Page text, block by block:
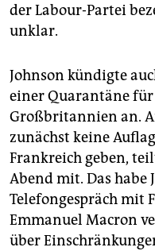
der Labour-Partei
unklar.
Johnson kündigte
einer Quarantäne
Großbritannien an.
zunächst keine
Frankreich geben,
Abend mit. Das habe
Telefongespräch mit
Emmanuel Macron
über